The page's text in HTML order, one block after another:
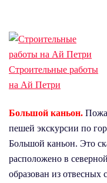
Строительные работы
на Ай Петри
Большой каньон.
пешей экскурсии по
Большой каньон. Это
расположено в
образован из